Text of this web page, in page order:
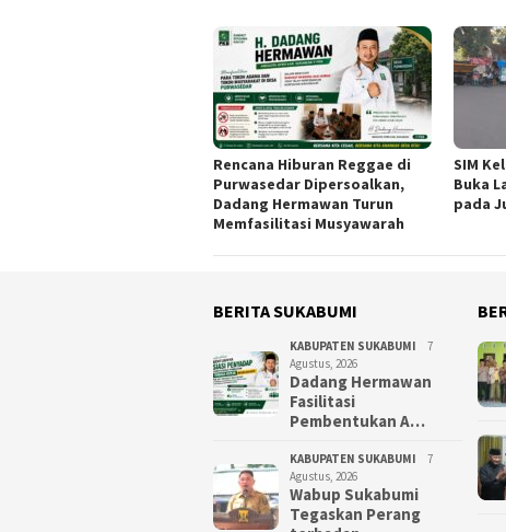
Rencana Hiburan Reggae di
Purwasedar Dipersoalkan,
Dadang Hermawan Turun
Memfasilitasi Musyawarah
SIM
Buka
pada
BERITA SUKABUMI
KABUPATEN SUKABUMI
7
Agustus, 2026
Dadang Hermawan
Fasilitasi
Pembentukan A…
KABUPATEN SUKABUMI
7
Agustus, 2026
Wabup Sukabumi
Tegaskan Perang